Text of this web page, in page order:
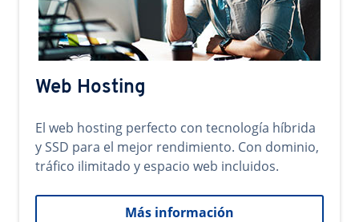
Web Hosting
El web hosting perfecto con tecnología híbrida
y SSD para el mejor rendimiento. Con dominio,
tráfico ilimitado y espacio web incluidos.
Más información